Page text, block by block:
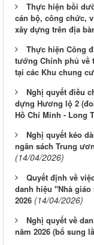
Thực hiện bồi
cán bộ, công chức,
xây dựng trên địa
Thực hiện Công
tướng Chính phủ về
tại các Khu chung cư
Nghị quyết điều
dựng Hương lộ 2
Hồ Chí Minh - Long
Nghị quyết kéo
ngân sách Trung
(14/04/2026)
Quyết định về
danh hiệu "Nhà
2026 (14/04/2026)
Nghị quyết về
năm 2026 (bổ sung